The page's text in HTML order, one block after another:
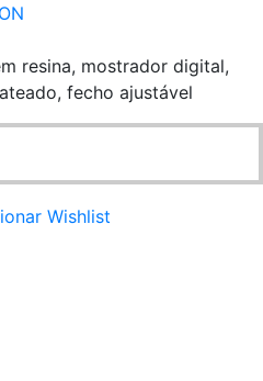
resina, mostrador digital,
fecho ajustável
Wishlist